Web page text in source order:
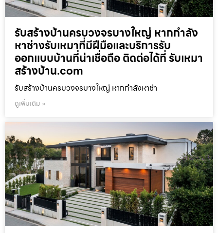
รับสร้างบ้านครบวงจรบางใหญ่ หากกำลัง
หาช่างรับเหมาที่มีฝีมือและบริการรับ
ออกแบบบ้านที่น่าเชื่อถือ ติดต่อได้ที่ รับเหมา
สร้างบ้าน.com
รับสร้างบ้านครบวงจรบางใหญ่ หากกำลังหาช่า
ดูเพิ่มเติม »